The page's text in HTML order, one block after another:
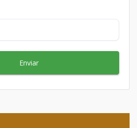
Enviar